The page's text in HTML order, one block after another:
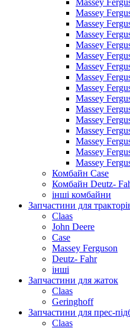
Massey
Massey
Massey
Massey
Massey
Massey
Massey
Massey
Massey
Massey
Massey
Massey
Massey
Massey
Massey
Massey
Комбайн Case
Комбайн Deutz-
інші комбайни
Запчастини для
Claas
John Deere
Case
Massey Ferguson
Deutz- Fahr
інші
Запчастини для жаток
Claas
Geringhoff
Запчастини для прес-
Claas